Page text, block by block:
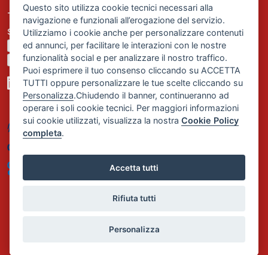
Questo sito utilizza cookie tecnici necessari alla
navigazione e funzionali all’erogazione del servizio.
Utilizziamo i cookie anche per personalizzare contenuti
ed annunci, per facilitare le interazioni con le nostre
funzionalità social e per analizzare il nostro traffico.
Puoi esprimere il tuo consenso cliccando su ACCETTA
TUTTI oppure personalizzare le tue scelte cliccando su
Personalizza.Chiudendo il banner, continueranno ad
operare i soli cookie tecnici. Per maggiori informazioni
sui cookie utilizzati, visualizza la nostraCookie Policy
completa.
Accetta tutti
Rifiuta tutti
Personalizza
Tel. +39 02 2838 1307
segreteria@comservizi.eu
Privacy Policy
Cookie Policy